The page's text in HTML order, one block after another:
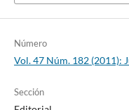
Número
Vol. 47 Núm. 182 (2011):
Sección